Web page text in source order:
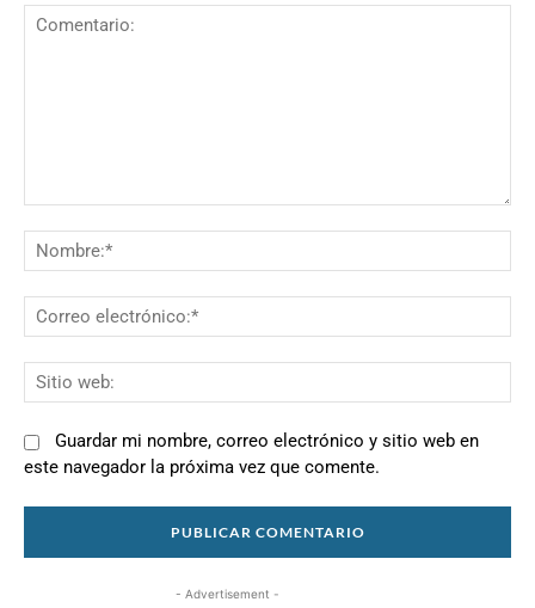
Guardar mi nombre, correo electrónico y sitio web en
este navegador la próxima vez que comente.
- Advertisement -